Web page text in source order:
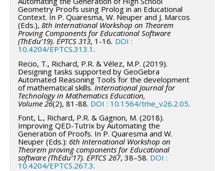
automatisée.
Méthodologie
Les recherches combinent analyses théoriques et
études qualitatives : analyses a priori et a posteriori
de situations instrumentées, études de cas en
contexte scolaire et universitaire, analyses
d’interactions humain–IA et conception de situations
mathématiques expérimentales.
Trajectoire scientifique
Les travaux récents mettent en évidence une
évolution progressive :
Geometry Proofs using Prolog in an Educational
Context. In P. Quaresma, W. Neuper and J. Marcos
(Eds.), 8th International Workshop on Theorem
Proving Components for Educational Software
(ThEdu’19). EPTCS 313, 1-16. DOI :
10.4204/EPTCS.313.1 .
Recio, T., Richard, P.R. & Vélez, M.P. (2019).
Designing tasks supported by GeoGebra
Automated Reasoning Tools for the development
of mathematical skills.International Journal for
Technology in Mathematics Education,
Volume 26(2), 81-88. DOI : 10.1564/tme_v26.2.05.
Font, L., Richard, P.R. & Gagnon, M. (2018).
Improving QED-Tutrix by Automating the
Generation of Proofs. In P. Quaresma and W.
Neuper (Eds.): 6th International Workshop on
Theorem proving components for Educational
software (ThEdu’17). EPTCS 267, 38–58. DOI :
10.4204/EPTCS.267.3.